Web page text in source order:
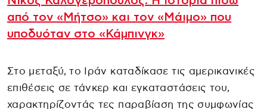
από τον «Μήτσο» και τον «Μάιμο» που
υποδυόταν στο «Κάμπινγκ»
Στο μεταξύ, το Ιράν καταδίκασε τις αμερικανικές
επιθέσεις σε τάνκερ και εγκαταστάσεις του,
χαρακτηρίζοντάς τες παραβίαση της συμφωνίας